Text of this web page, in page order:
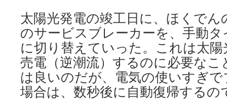
太陽光発電の竣工日に、ほくで
のサービスブレーカーを、手動
に切り替えていった。これは太
売電（逆潮流）するのに必要な
は良いのだが、電気の使いすぎ
場合は、数秒後に自動復帰するの